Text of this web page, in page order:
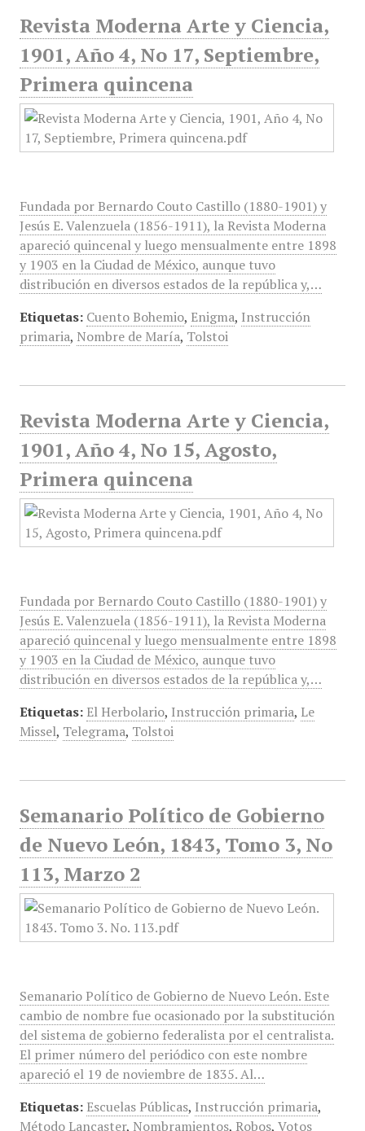
Revista Moderna Arte y Ciencia,
1901, Año 4, No 17, Septiembre,
Primera quincena
Fundada por Bernardo Couto Castillo (1880-1901) y
Jesús E. Valenzuela (1856-1911), la Revista Moderna
apareció quincenal y luego mensualmente entre 1898
y 1903 en la Ciudad de México, aunque tuvo
distribución en diversos estados de la república y,…
Etiquetas: Cuento Bohemio, Enigma, Instrucción
primaria, Nombre de María, Tolstoi
Revista Moderna Arte y Ciencia,
1901, Año 4, No 15, Agosto,
Primera quincena
Fundada por Bernardo Couto Castillo (1880-1901) y
Jesús E. Valenzuela (1856-1911), la Revista Moderna
apareció quincenal y luego mensualmente entre 1898
y 1903 en la Ciudad de México, aunque tuvo
distribución en diversos estados de la república y,…
Etiquetas: El Herbolario, Instrucción primaria, Le
Missel, Telegrama, Tolstoi
Semanario Político de Gobierno
de Nuevo León, 1843, Tomo 3, No
113, Marzo 2
Semanario Político de Gobierno de Nuevo León. Este
cambio de nombre fue ocasionado por la substitución
del sistema de gobierno federalista por el centralista.
El primer número del periódico con este nombre
apareció el 19 de noviembre de 1835. Al…
Etiquetas: Escuelas Públicas, Instrucción primaria,
Método Lancaster, Nombramientos, Robos, Votos